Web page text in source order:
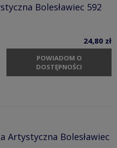
Bolesławiec 592
24,80 zł
POWIADOM O
DOSTĘPNOŚCI
Artystyczna Bolesławiec